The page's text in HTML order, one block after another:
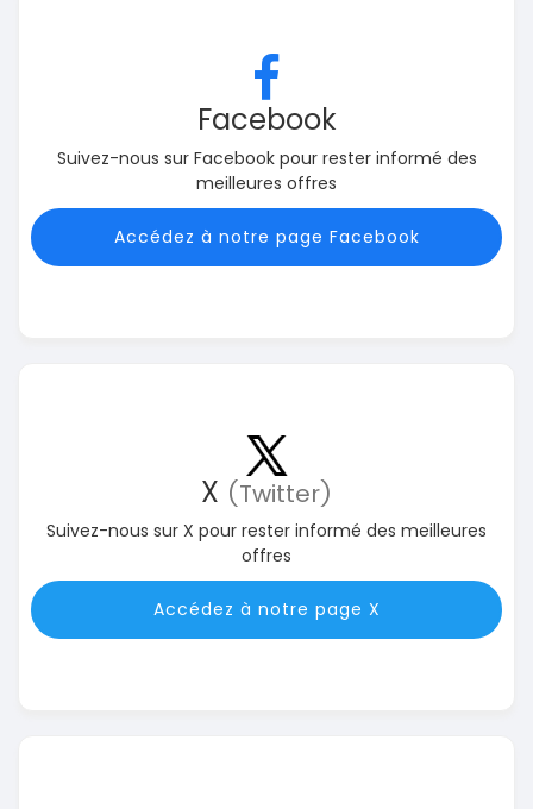
Facebook
Suivez-nous sur Facebook pour rester informé des
meilleures offres
Accédez à notre page Facebook
X (Twitter)
Suivez-nous sur X pour rester informé des meilleures
offres
Accédez à notre page X